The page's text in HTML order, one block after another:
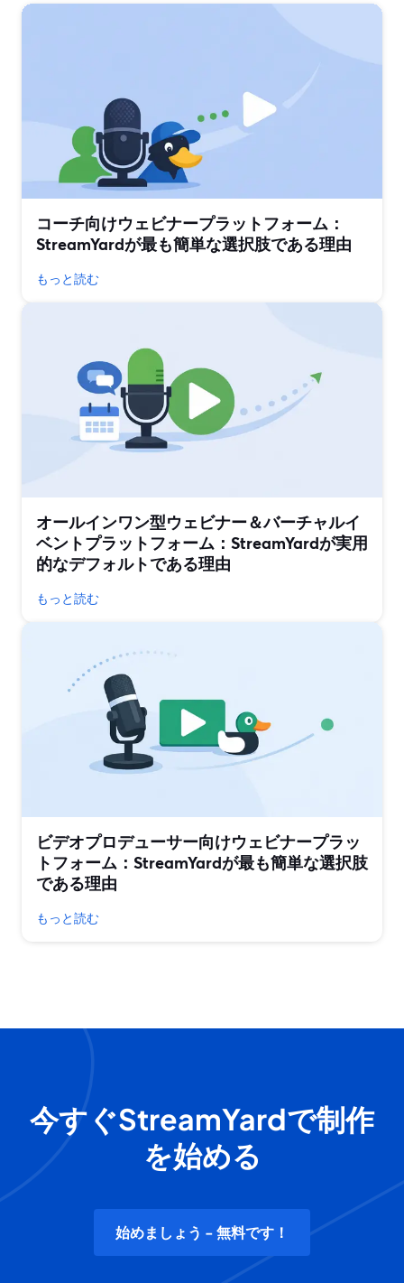
コーチ向けウェビナープラットフォーム：
StreamYardが最も簡単な選択肢である理由
もっと読む
オールインワン型ウェビナー＆バーチャルイ
ベントプラットフォーム：StreamYardが実用
的なデフォルトである理由
もっと読む
ビデオプロデューサー向けウェビナープラッ
トフォーム：StreamYardが最も簡単な選択肢
である理由
もっと読む
今すぐStreamYardで制作
を始める
始めましょう - 無料です！